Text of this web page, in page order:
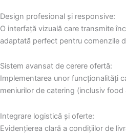
Design profesional și responsive:
O interfață vizuală care transmite
adaptată perfect pentru comenzile
Sistem avansat de cerere ofertă:
Implementarea unor funcționalități
meniurilor de catering (inclusiv
Integrare logistică și oferte:
Evidențierea clară a condițiilor de